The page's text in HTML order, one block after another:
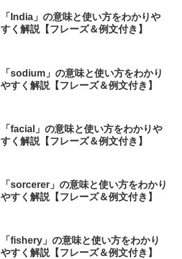
「India」の意味と使い方をわかりや
すく解説【フレーズ＆例文付き】
「sodium」の意味と使い方をわかり
やすく解説【フレーズ＆例文付き】
「facial」の意味と使い方をわかりや
すく解説【フレーズ＆例文付き】
「sorcerer」の意味と使い方をわかり
やすく解説【フレーズ＆例文付き】
「fishery」の意味と使い方をわかり
やすく解説【フレーズ＆例文付き】